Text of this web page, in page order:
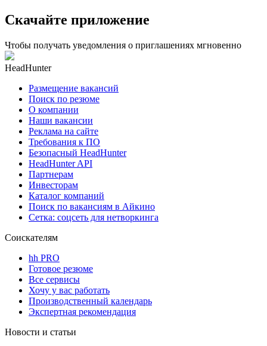
Скачайте приложение
Чтобы получать уведомления о приглашениях мгновенно
HeadHunter
Размещение вакансий
Поиск по резюме
О компании
Наши вакансии
Реклама на сайте
Требования к ПО
Безопасный HeadHunter
HeadHunter API
Партнерам
Инвесторам
Каталог компаний
Поиск по вакансиям в Айкино
Сетка: соцсеть для нетворкинга
Соискателям
hh PRO
Готовое резюме
Все сервисы
Хочу у вас работать
Производственный календарь
Экспертная рекомендация
Новости и статьи